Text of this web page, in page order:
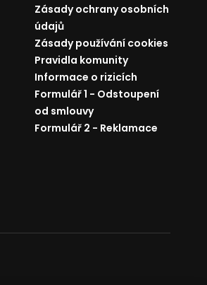
Zásady ochrany osobních
údajů
Zásady používání cookies
Pravidla komunity
Informace o rizicích
Formulář 1 - Odstoupení
od smlouvy
Formulář 2 - Reklamace